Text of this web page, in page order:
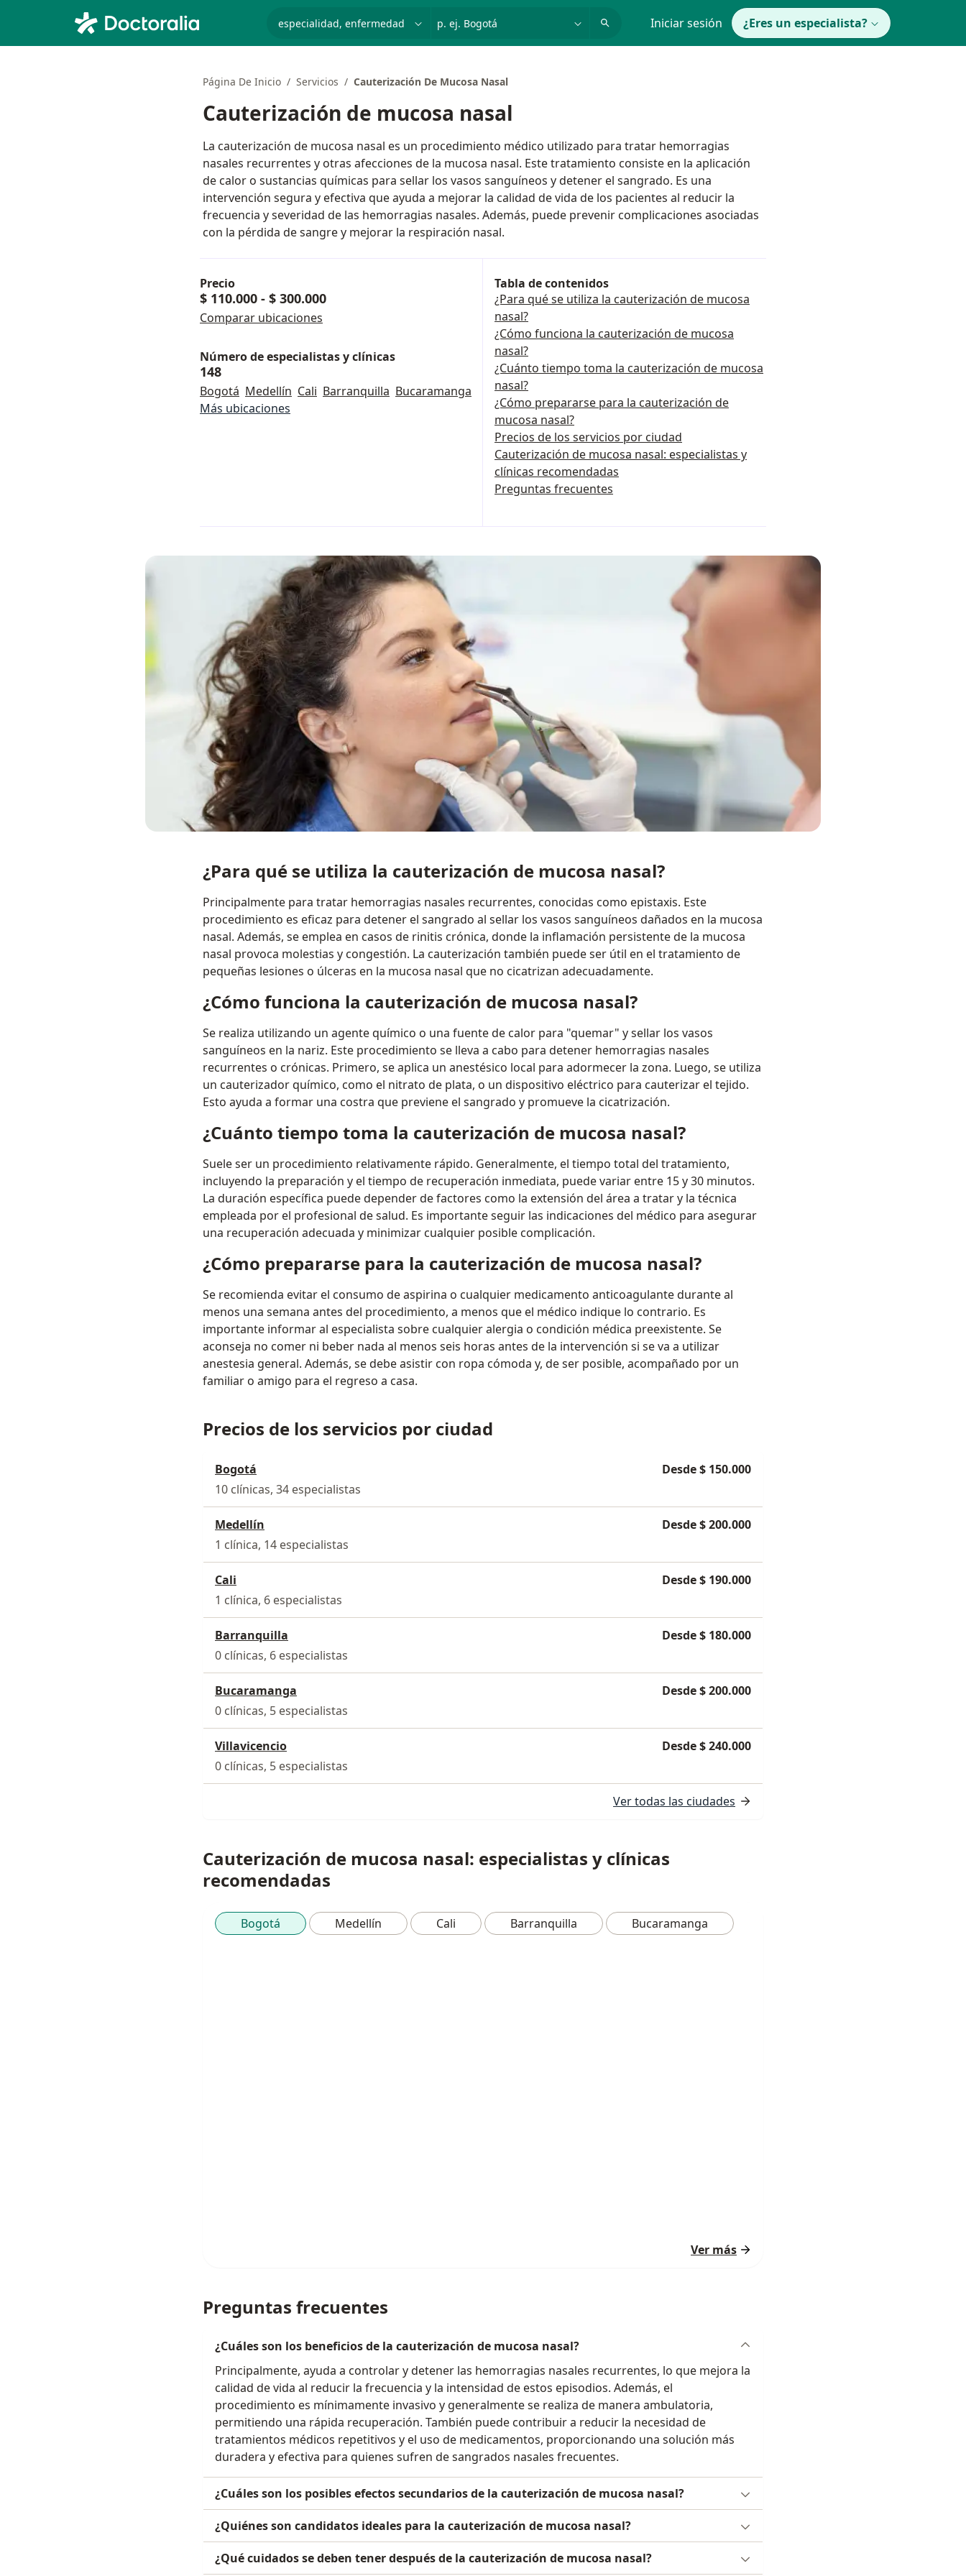
p. ej. Bogotá Iniciar sesión ¿Eres un especialista?
Página De Inicio Servicios Cauterización De Mucosa Nasal
Cauterización de mucosa nasal
La cauterización de mucosa nasal es un procedimiento médico utilizado para tratar hemorragias
nasales recurrentes y otras afecciones de la mucosa nasal. Este tratamiento consiste en la aplicación
de calor o sustancias químicas para sellar los vasos sanguíneos y detener el sangrado. Es una
intervención segura y efectiva que ayuda a mejorar la calidad de vida de los pacientes al reducir la
frecuencia y severidad de las hemorragias nasales. Además, puede prevenir complicaciones asociadas
con la pérdida de sangre y mejorar la respiración nasal.
Precio
$ 110.000 - $ 300.000
Comparar ubicaciones
Número de especialistas y clínicas
148
Bogotá Medellín Cali Barranquilla Bucaramanga
Más ubicaciones
Tabla de contenidos
¿Para qué se utiliza la cauterización de mucosa
nasal?
¿Cómo funciona la cauterización de mucosa
nasal?
¿Cuánto tiempo toma la cauterización de mucosa
nasal?
¿Cómo prepararse para la cauterización de
mucosa nasal?
Precios de los servicios por ciudad
Cauterización de mucosa nasal: especialistas y
clínicas recomendadas
Preguntas frecuentes
¿Para qué se utiliza la cauterización de mucosa nasal?
Principalmente para tratar hemorragias nasales recurrentes, conocidas como epistaxis. Este
procedimiento es eficaz para detener el sangrado al sellar los vasos sanguíneos dañados en la mucosa
nasal. Además, se emplea en casos de rinitis crónica, donde la inflamación persistente de la mucosa
nasal provoca molestias y congestión. La cauterización también puede ser útil en el tratamiento de
pequeñas lesiones o úlceras en la mucosa nasal que no cicatrizan adecuadamente.
¿Cómo funciona la cauterización de mucosa nasal?
Se realiza utilizando un agente químico o una fuente de calor para "quemar" y sellar los vasos
sanguíneos en la nariz. Este procedimiento se lleva a cabo para detener hemorragias nasales
recurrentes o crónicas. Primero, se aplica un anestésico local para adormecer la zona. Luego, se utiliza
un cauterizador químico, como el nitrato de plata, o un dispositivo eléctrico para cauterizar el tejido.
Esto ayuda a formar una costra que previene el sangrado y promueve la cicatrización.
¿Cuánto tiempo toma la cauterización de mucosa nasal?
Suele ser un procedimiento relativamente rápido. Generalmente, el tiempo total del tratamiento,
incluyendo la preparación y el tiempo de recuperación inmediata, puede variar entre 15 y 30 minutos.
La duración específica puede depender de factores como la extensión del área a tratar y la técnica
empleada por el profesional de salud. Es importante seguir las indicaciones del médico para asegurar
una recuperación adecuada y minimizar cualquier posible complicación.
¿Cómo prepararse para la cauterización de mucosa nasal?
Se recomienda evitar el consumo de aspirina o cualquier medicamento anticoagulante durante al
menos una semana antes del procedimiento, a menos que el médico indique lo contrario. Es
importante informar al especialista sobre cualquier alergia o condición médica preexistente. Se
aconseja no comer ni beber nada al menos seis horas antes de la intervención si se va a utilizar
anestesia general. Además, se debe asistir con ropa cómoda y, de ser posible, acompañado por un
familiar o amigo para el regreso a casa.
Precios de los servicios por ciudad
Bogotá
Desde $ 150.000
10 clínicas, 34 especialistas
Medellín
Desde $ 200.000
1 clínica, 14 especialistas
Cali
Desde $ 190.000
1 clínica, 6 especialistas
Barranquilla
Desde $ 180.000
0 clínicas, 6 especialistas
Bucaramanga
Desde $ 200.000
0 clínicas, 5 especialistas
Villavicencio
Desde $ 240.000
0 clínicas, 5 especialistas
Ver todas las ciudades
Cauterización de mucosa nasal: especialistas y clínicas
recomendadas
Bogotá Medellín Cali Barranquilla Bucaramanga
Ver más
Preguntas frecuentes
¿Cuáles son los beneficios de la cauterización de mucosa nasal?
Principalmente, ayuda a controlar y detener las hemorragias nasales recurrentes, lo que mejora la
calidad de vida al reducir la frecuencia y la intensidad de estos episodios. Además, el
procedimiento es mínimamente invasivo y generalmente se realiza de manera ambulatoria,
permitiendo una rápida recuperación. También puede contribuir a reducir la necesidad de
tratamientos médicos repetitivos y el uso de medicamentos, proporcionando una solución más
duradera y efectiva para quienes sufren de sangrados nasales frecuentes.
¿Cuáles son los posibles efectos secundarios de la cauterización de mucosa nasal?
¿Quiénes son candidatos ideales para la cauterización de mucosa nasal?
¿Qué cuidados se deben tener después de la cauterización de mucosa nasal?